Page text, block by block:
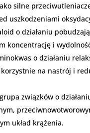
silne
uszkodzeniami
o działaniu
koncentrację i
o działaniu
korzystnie na nastrój i
związków o
układ krążenia.